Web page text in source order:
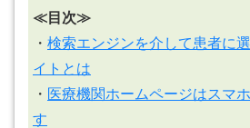
≪目次≫
・ 検索エンジンを介して患者に
イトとは
・ 医療機関ホームページはスマ
す